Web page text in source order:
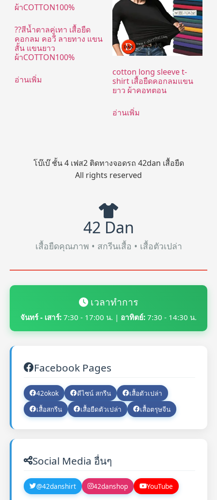
??สีน้ำตาลคู่เทา เสื้อยืด
คอกลม คอวี ลายทาง แขน
สั้น แขนยาว
ผ้าCOTTON100%
อ่านเพิ่ม
cotton long sleeve t-
shirt เสื้อยืดคอกลมแขน
ยาว ผ้าคอทตอน
อ่านเพิ่ม
โบ๊เบ๊ ชั้น 4 เฟส2 ติดทางจอดรถ 42dan เสื้อยืด
All rights reserved
42 Dan
เสื้อยืดคุณภาพ • สกรีนเสื้อ • เสื้อตัวเปล่า
เวลาทำการ
จันทร์ - เสาร์: 7:30 - 17:00 น. | อาทิตย์: 7:30 - 14:30 น.
Facebook Pages
42okok ดีไซน์ สกรีน
เสื้อตัวเปล่า
เสื้อสกรีน
เสื้อยืดตัวเปล่า เสื้อตรุษจีน
Social Media อื่นๆ
@42danshirt 42danshop YouTube